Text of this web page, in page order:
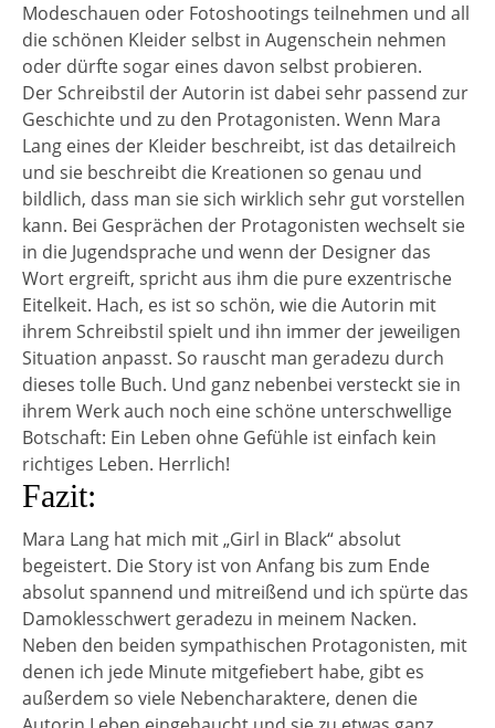
Modeschauen oder Fotoshootings teilnehmen und all
die schönen Kleider selbst in Augenschein nehmen
oder dürfte sogar eines davon selbst probieren.
Der Schreibstil der Autorin ist dabei sehr passend zur
Geschichte und zu den Protagonisten. Wenn Mara
Lang eines der Kleider beschreibt, ist das detailreich
und sie beschreibt die Kreationen so genau und
bildlich, dass man sie sich wirklich sehr gut vorstellen
kann. Bei Gesprächen der Protagonisten wechselt sie
in die Jugendsprache und wenn der Designer das
Wort ergreift, spricht aus ihm die pure exzentrische
Eitelkeit. Hach, es ist so schön, wie die Autorin mit
ihrem Schreibstil spielt und ihn immer der jeweiligen
Situation anpasst. So rauscht man geradezu durch
dieses tolle Buch. Und ganz nebenbei versteckt sie in
ihrem Werk auch noch eine schöne unterschwellige
Botschaft: Ein Leben ohne Gefühle ist einfach kein
richtiges Leben. Herrlich!
Fazit:
Mara Lang hat mich mit „Girl in Black“ absolut
begeistert. Die Story ist von Anfang bis zum Ende
absolut spannend und mitreißend und ich spürte das
Damoklesschwert geradezu in meinem Nacken.
Neben den beiden sympathischen Protagonisten, mit
denen ich jede Minute mitgefiebert habe, gibt es
außerdem so viele Nebencharaktere, denen die